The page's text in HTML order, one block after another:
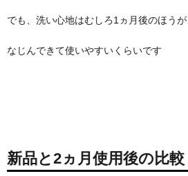
でも、洗い心地はむしろ1ヵ月後のほうが
なじんできて使いやすいくらいです
新品と2ヵ月使用後の比較